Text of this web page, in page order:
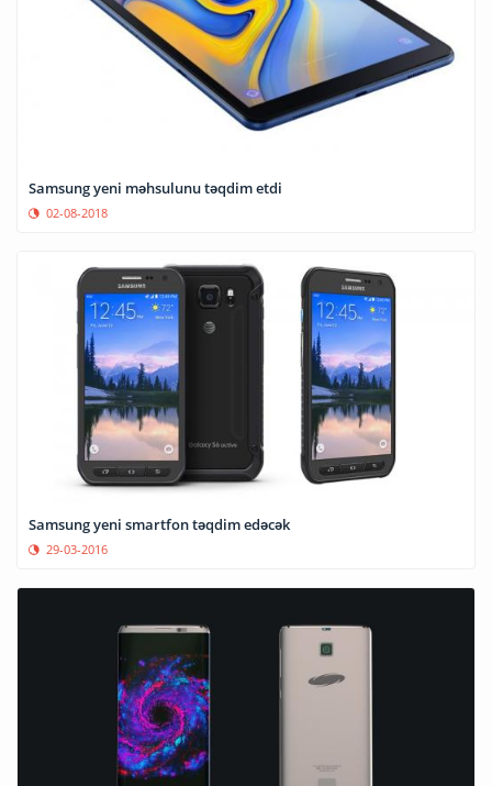
Samsung yeni məhsulunu təqdim etdi
02-08-2018
Samsung yeni smartfon təqdim edəcək
29-03-2016